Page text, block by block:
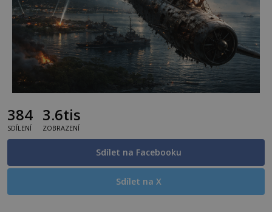
384
SDÍLENÍ
3.6tis
ZOBRAZENÍ
Sdílet na Facebooku
Sdílet na X